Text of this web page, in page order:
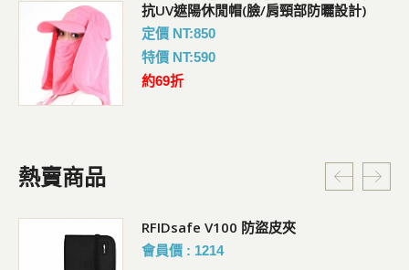
抗UV遮陽休閒帽(臉/肩頸部防曬設計)
定價 NT:850
特價 NT:590
約69折
熱賣商品
RFIDsafe V100 防盜皮夾
會員價 : 1214